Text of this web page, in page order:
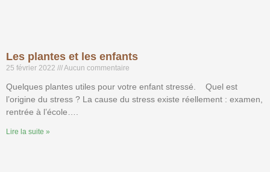
Les plantes et les enfants
25 février 2022 Aucun commentaire
Quelques plantes utiles pour votre enfant stressé. Quel est
l’origine du stress ? La cause du stress existe réellement : examen,
rentrée à l’école….
Lire la suite »